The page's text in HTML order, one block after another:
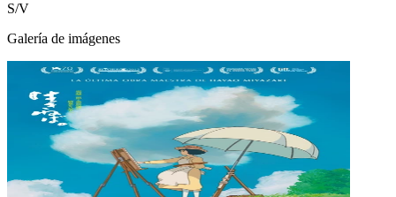
S/V
Galería de imágenes